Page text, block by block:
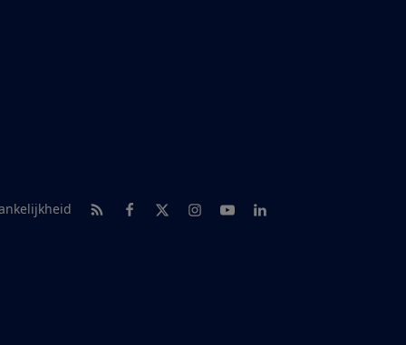
RSS-feed nieuws
Facebook
TwitterInstagram
YoutubeLinkedIn